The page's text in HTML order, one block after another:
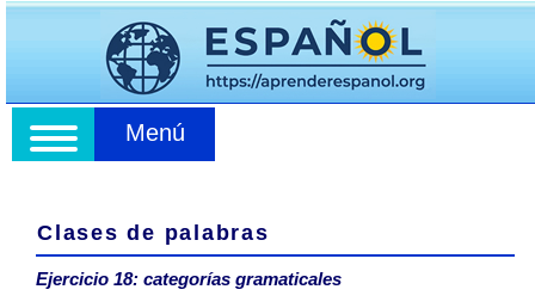
Menú
Clases de palabras
Ejercicio 18: categorías gramaticales